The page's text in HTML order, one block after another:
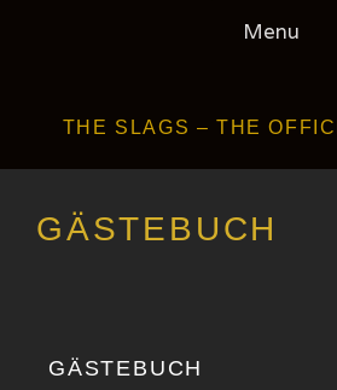
Menu
THE SLAGS – THE
GÄSTEBUCH
GÄSTEBUCH